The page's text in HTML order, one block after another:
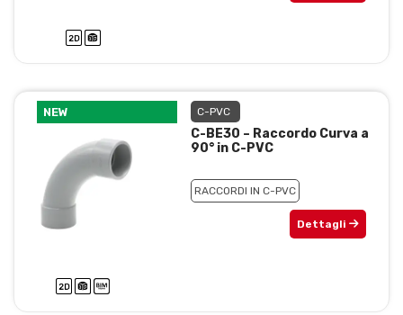
NEW C-PVC
C-BE30 – Raccordo Curva a
90° in C-PVC
RACCORDI IN C-PVC
Dettagli